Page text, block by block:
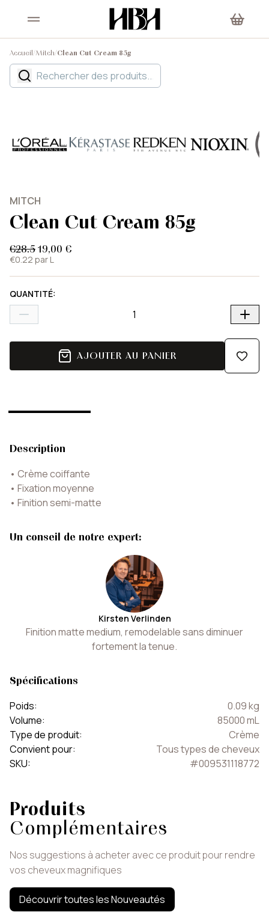
Accueil/Mitch/Clean Cut Cream 85g
MITCH
Clean Cut Cream 85g
€28.519,00 €
€0.22 par L
QUANTITÉ:
AJOUTER AU PANIER
Description
• Crème coiffante
• Fixation moyenne
• Finition semi-matte
Un conseil de notre expert:
Kirsten Verlinden
Finition matte medium, remodelable sans diminuer
fortement la tenue.
Spécifications
Poids: 0.09kg
Volume: 85000mL
Type de produit:
Crème
Convient pour:
Tous types de cheveux
SKU: #009531118772
Produits
Complémentaires
Nos suggestions à acheter avec ce produit pour rendre
vos cheveux magnifiques
Découvrir toutes les Nouveautés